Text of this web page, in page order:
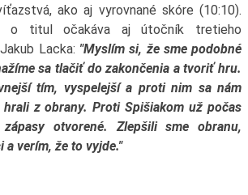
ako aj vyrovnané skóre (10:10).
o titul očakáva aj útočník tretieho
Lacka: "Myslím si, že sme podobné
sa tlačiť do zakončenia a tvoriť hru.
tím, vyspelejší a proti nim sa nám
z obrany. Proti Spišiakom už počas
otvorené. Zlepšili sme obranu,
a verím, že to vyjde."